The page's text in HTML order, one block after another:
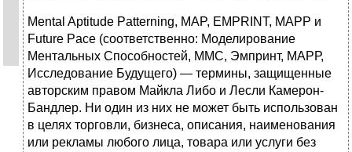
Mental Aptitude Patterning, MAP, EMPRINT, MAPP и
Future Pace (соответственно: Моделирование
Ментальных Способностей, ММС, Эмпринт, МАРР,
Исследование Будущего) — термины, защищенные
авторским правом Майкла Либо и Лесли Камерон-
Бандлер. Ни один из них не может быть использован
в целях торговли, бизнеса, описания, наименования
или рекламы любого лица, товара или услуги без